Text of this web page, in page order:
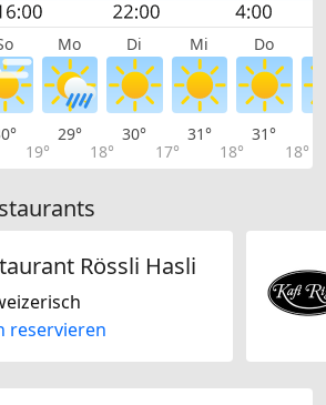
Mo Di Mi Do
19°
29°
18°
30°
17°
31°
18°
31°
18°
Rössli Hasli
reservieren